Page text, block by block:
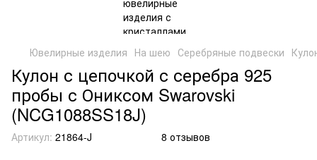
Ювелирные изделия На шею Серебряные подвески
Кулон с цепочкой с серебра 925
пробы с Ониксом Swarovski
(NCG1088SS18J)
Артикул: 21864-J 8 отзывов